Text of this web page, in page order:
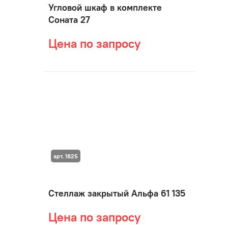
Угловой шкаф в комплекте
Соната 27
Цена по запросу
Стеллаж закрытый Альфа 61 135
Цена по запросу
арт. 1825